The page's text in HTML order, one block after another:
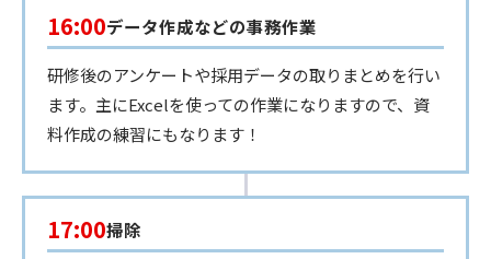
16:00データ作成などの事務作業
研修後のアンケートや採用データの取りまとめを行い
ます。主にExcelを使っての作業になりますので、資
料作成の練習にもなります！
17:00掃除